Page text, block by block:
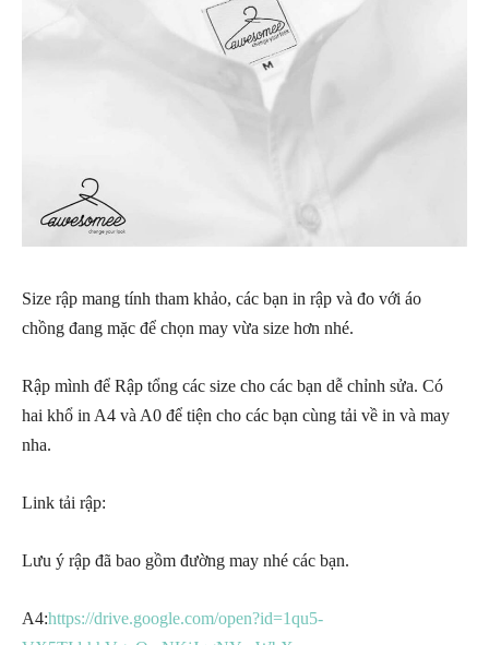
Size rập mang tính tham khảo, các bạn in rập và đo với áo
chồng đang mặc để chọn may vừa size hơn nhé.
Rập mình để Rập tổng các size cho các bạn dễ chỉnh sửa. Có
hai khổ in A4 và A0 để tiện cho các bạn cùng tải về in và may
nha.
Link tải rập:
Lưu ý rập đã bao gồm đường may nhé các bạn.
A4:https://drive.google.com/open?id=1qu5-